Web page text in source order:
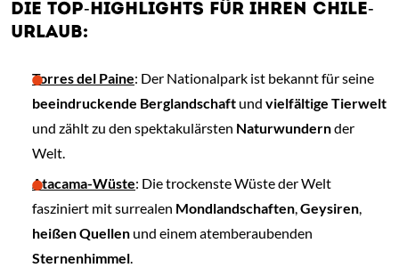
DIE TOP-HIGHLIGHTS FÜR IHREN CHILE-
URLAUB:
Torres del Paine: Der Nationalpark ist bekannt für seine
beeindruckende Berglandschaft und vielfältige Tierwelt
und zählt zu den spektakulärsten Naturwundernder
Welt.
Atacama-Wüste: Die trockenste Wüste der Welt
fasziniert mit surrealen Mondlandschaften,Geysiren,
heißen Quellen und einem atemberaubenden
Sternenhimmel.